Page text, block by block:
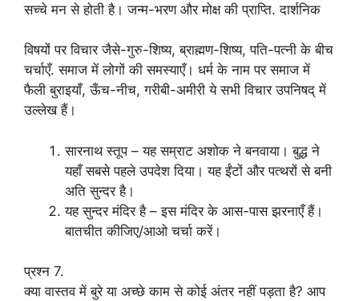
सच्चे मन से होती है। जन्म-भरण और मोक्ष की प्राप्ति. दार्शनिक
विषयों पर विचार जैसे-गुरु-शिष्य, ब्राह्मण-शिष्य, पति-पत्नी के बीच
चर्चाएँ. समाज में लोगों की समस्याएँ। धर्म के नाम पर समाज में
फैली बुराइयाँ, ऊँच-नीच, गरीबी-अमीरी ये सभी विचार उपनिषद् में
उल्लेख हैं।
सारनाथ स्तूप – यह सम्राट अशोक ने बनवाया। बुद्ध ने
यहाँ सबसे पहले उपदेश दिया। यह ईंटों और पत्थरों से बनी
अति सुन्दर है।
यह सुन्दर मंदिर है – इस मंदिर के आस-पास झरनाएँ हैं।
बातचीत कीजिए/आओ चर्चा करें।
प्रश्न 7.
क्या वास्तव में बुरे या अच्छे काम से कोई अंतर नहीं पड़ता है? आप